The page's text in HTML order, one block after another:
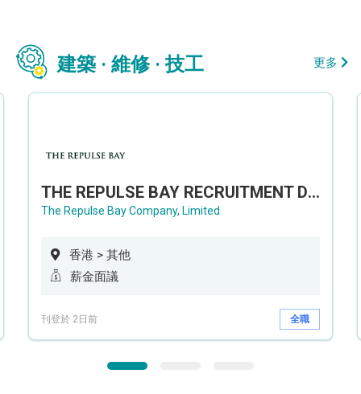
建築 · 維修 · 技工 更多
THE REPULSE BAY RECRUITMENT DAY 淺水灣影灣園人才招聘會
The Repulse Bay Company, Limited
香港 > 其他
薪金面議
刊登於 2日前 全職